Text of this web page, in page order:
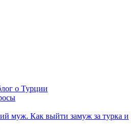
о Турции
муж. Как выйти замуж за турка и